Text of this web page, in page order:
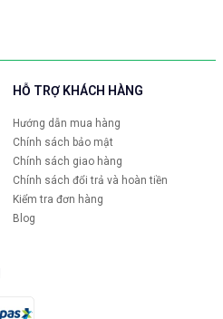
HỖ TRỢ KHÁCH HÀNG
Hướng dẫn mua hàng
Chính sách bảo mật
Chính sách giao hàng
Chính sách đổi trả và hoàn tiền
Kiểm tra đơn hàng
Blog